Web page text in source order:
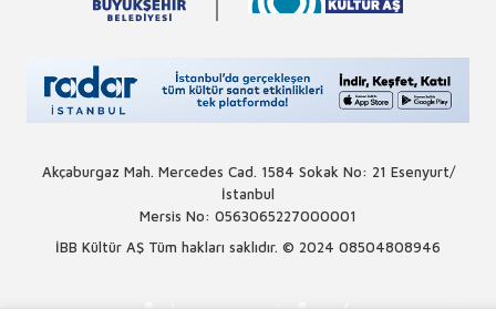
Akçaburgaz Mah. Mercedes Cad. 1584 Sokak No: 21 Esenyurt/
İstanbul
Mersis No: 0563065227000001
İBB Kültür AŞ Tüm hakları saklıdır. © 2024 08504808946